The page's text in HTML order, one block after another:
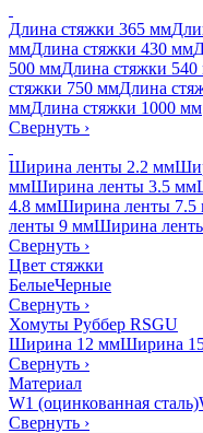
Длина стяжки 365 мм
ммДлина стяжки 430 мм
500 ммДлина стяжки
стяжки 750 ммДлина
ммДлина стяжки 1000 мм
Свернуть ›
Ширина ленты 2.2 мм
ммШирина ленты 3.5 мм
4.8 ммШирина ленты 7.5
ленты 9 ммШирина
Свернуть ›
Цвет стяжки
БелыеЧерные
Свернуть ›
Хомуты Руббер RSGU
Ширина 12 ммШирина
Свернуть ›
Материал
W1 (оцинкованная сталь)
Свернуть ›